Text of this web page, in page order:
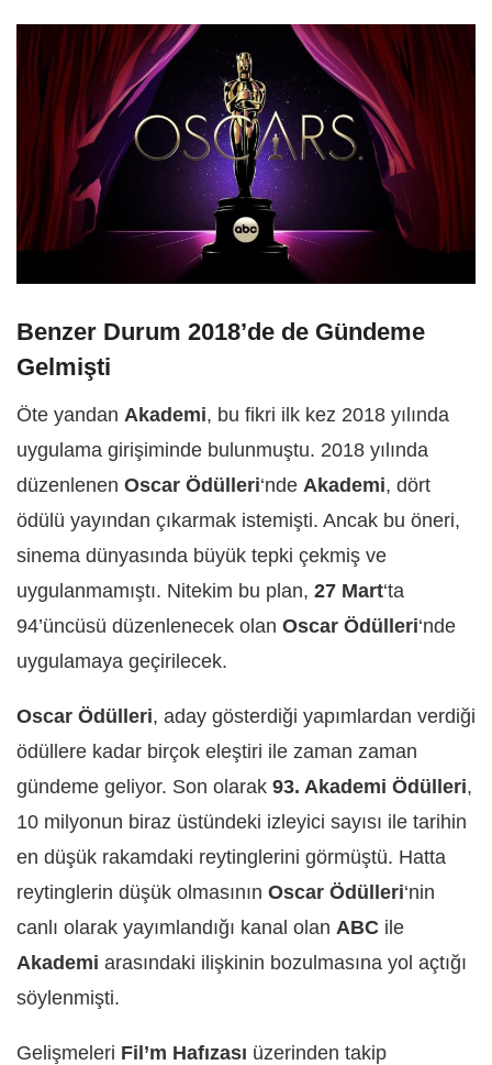
Benzer Durum 2018’de de Gündeme
Gelmişti
Öte yandan Akademi, bu fikri ilk kez 2018 yılında
uygulama girişiminde bulunmuştu. 2018 yılında
düzenlenen Oscar Ödülleri‘nde Akademi, dört
ödülü yayından çıkarmak istemişti. Ancak bu öneri,
sinema dünyasında büyük tepki çekmiş ve
uygulanmamıştı. Nitekim bu plan, 27 Mart‘ta
94’üncüsü düzenlenecek olan Oscar Ödülleri‘nde
uygulamaya geçirilecek.
Oscar Ödülleri, aday gösterdiği yapımlardan verdiği
ödüllere kadar birçok eleştiri ile zaman zaman
gündeme geliyor. Son olarak 93. Akademi Ödülleri,
10 milyonun biraz üstündeki izleyici sayısı ile tarihin
en düşük rakamdaki reytinglerini görmüştü. Hatta
reytinglerin düşük olmasının Oscar Ödülleri‘nin
canlı olarak yayımlandığı kanal olan ABC ile
Akademi arasındaki ilişkinin bozulmasına yol açtığı
söylenmişti.
Gelişmeleri Fil’m Hafızası üzerinden takip